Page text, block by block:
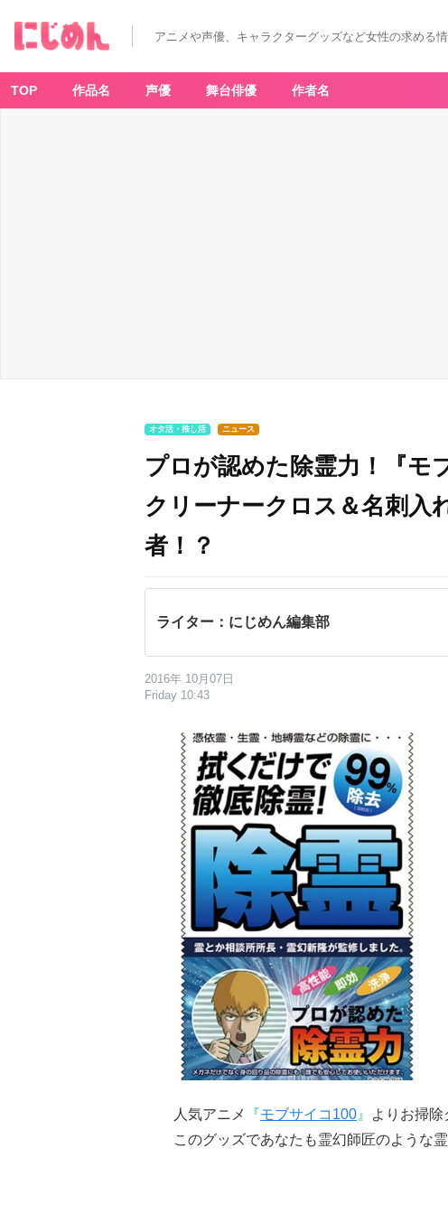
アニメや声優、キャラクターグッズなど女性の求める
TOP 作品名 声優 舞台俳優 作者名
オタ活・推し活 ニュース
プロが認めた除霊力！『モ
クリーナークロス＆名刺入
者！？
ライター：にじめん編集部
2016年 10月07日
Friday 10:43
人気アニメ 『モブサイコ100 』
よりお掃除
このグッズであなたも霊幻師匠のような